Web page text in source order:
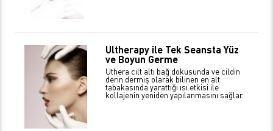
Ultherapy ile Tek Seansta Yüz
ve Boyun Germe
Uthera cilt altı bağ dokusunda ve cildin
derin dermiş olarak bilinen en alt
tabakasında yarattığı ısı etkisi ile
kollajenin yeniden yapılanmasını sağlar.